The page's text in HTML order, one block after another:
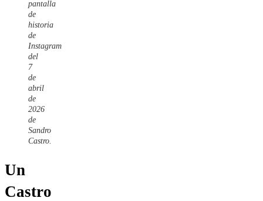
pantalla
de
historia
de
Instagram
del
7
de
abril
de
2026
de
Sandro
Castro.
Un
Castro